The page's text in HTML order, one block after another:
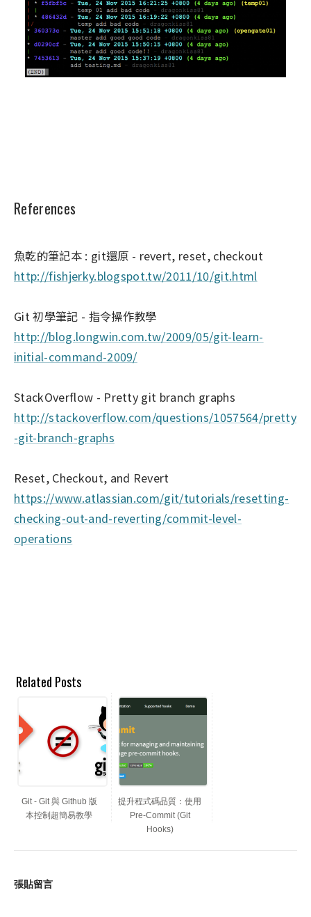
References
魚乾的筆記本 : git還原 - revert, reset, checkout
http://fishjerky.blogspot.tw/2011/10/git.html
Git 初學筆記 - 指令操作教學
http://blog.longwin.com.tw/2009/05/git-learn-
initial-command-2009/
StackOverflow - Pretty git branch graphs
http://stackoverflow.com/questions/1057564/pretty
-git-branch-graphs
Reset, Checkout, and Revert
https://www.atlassian.com/git/tutorials/resetting-
checking-out-and-reverting/commit-level-
operations
Related Posts
Git - Git 與 Github 版
本控制超簡易教學
提升程式碼品質：使用
Pre-Commit (Git
Hooks)
張貼留言